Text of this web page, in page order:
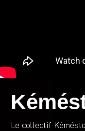
Le collectif